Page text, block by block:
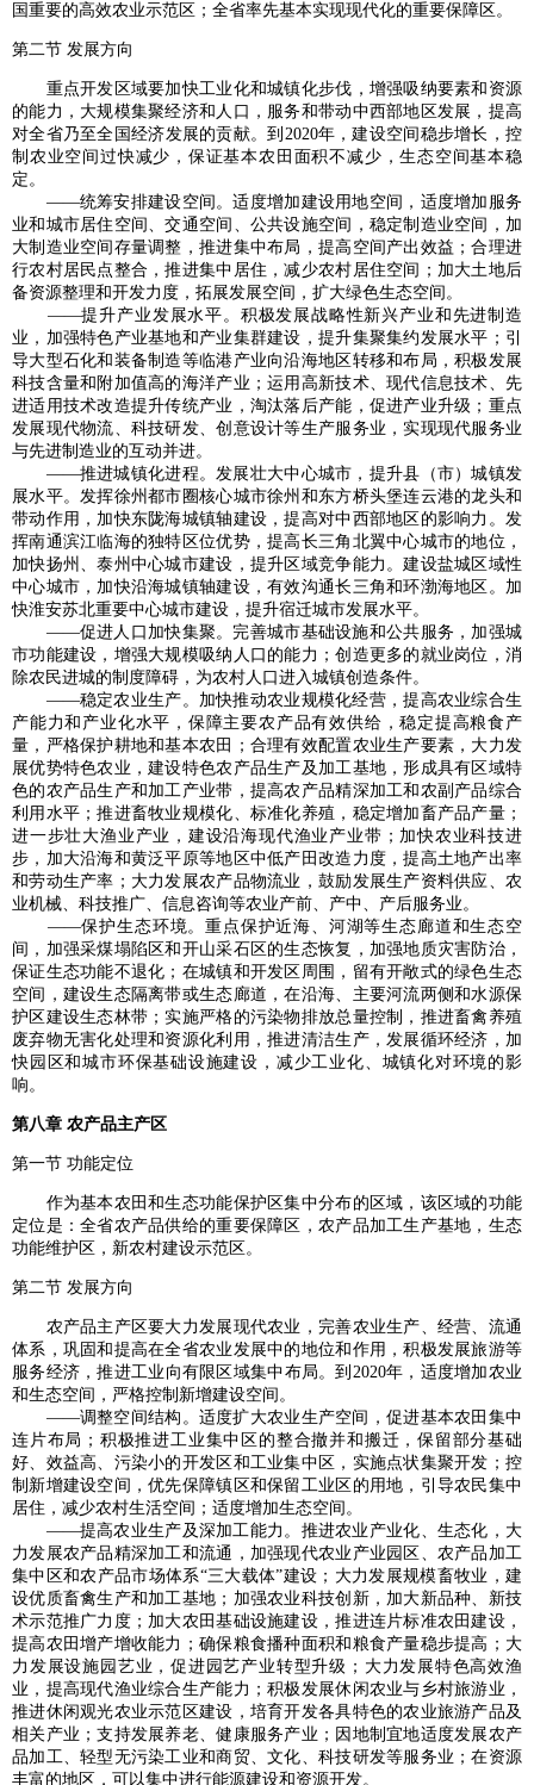
国重要的高效农业示范区；全省率先基本实现现代化的重要保障区。
第二节 发展方向
重点开发区域要加快工业化和城镇化步伐，增强吸纳要素和资源
的能力，大规模集聚经济和人口，服务和带动中西部地区发展，提高
对全省乃至全国经济发展的贡献。到2020年，建设空间稳步增长，控
制农业空间过快减少，保证基本农田面积不减少，生态空间基本稳
定。
——统筹安排建设空间。适度增加建设用地空间，适度增加服务
业和城市居住空间、交通空间、公共设施空间，稳定制造业空间，加
大制造业空间存量调整，推进集中布局，提高空间产出效益；合理进
行农村居民点整合，推进集中居住，减少农村居住空间；加大土地后
备资源整理和开发力度，拓展发展空间，扩大绿色生态空间。
——提升产业发展水平。积极发展战略性新兴产业和先进制造
业，加强特色产业基地和产业集群建设，提升集聚集约发展水平；引
导大型石化和装备制造等临港产业向沿海地区转移和布局，积极发展
科技含量和附加值高的海洋产业；运用高新技术、现代信息技术、先
进适用技术改造提升传统产业，淘汰落后产能，促进产业升级；重点
发展现代物流、科技研发、创意设计等生产服务业，实现现代服务业
与先进制造业的互动并进。
——推进城镇化进程。发展壮大中心城市，提升县（市）城镇发
展水平。发挥徐州都市圈核心城市徐州和东方桥头堡连云港的龙头和
带动作用，加快东陇海城镇轴建设，提高对中西部地区的影响力。发
挥南通滨江临海的独特区位优势，提高长三角北翼中心城市的地位，
加快扬州、泰州中心城市建设，提升区域竞争能力。建设盐城区域性
中心城市，加快沿海城镇轴建设，有效沟通长三角和环渤海地区。加
快淮安苏北重要中心城市建设，提升宿迁城市发展水平。
——促进人口加快集聚。完善城市基础设施和公共服务，加强城
市功能建设，增强大规模吸纳人口的能力；创造更多的就业岗位，消
除农民进城的制度障碍，为农村人口进入城镇创造条件。
——稳定农业生产。加快推动农业规模化经营，提高农业综合生
产能力和产业化水平，保障主要农产品有效供给，稳定提高粮食产
量，严格保护耕地和基本农田；合理有效配置农业生产要素，大力发
展优势特色农业，建设特色农产品生产及加工基地，形成具有区域特
色的农产品生产和加工产业带，提高农产品精深加工和农副产品综合
利用水平；推进畜牧业规模化、标准化养殖，稳定增加畜产品产量；
进一步壮大渔业产业，建设沿海现代渔业产业带；加快农业科技进
步，加大沿海和黄泛平原等地区中低产田改造力度，提高土地产出率
和劳动生产率；大力发展农产品物流业，鼓励发展生产资料供应、农
业机械、科技推广、信息咨询等农业产前、产中、产后服务业。
——保护生态环境。重点保护近海、河湖等生态廊道和生态空
间，加强采煤塌陷区和开山采石区的生态恢复，加强地质灾害防治，
保证生态功能不退化；在城镇和开发区周围，留有开敞式的绿色生态
空间，建设生态隔离带或生态廊道，在沿海、主要河流两侧和水源保
护区建设生态林带；实施严格的污染物排放总量控制，推进畜禽养殖
废弃物无害化处理和资源化利用，推进清洁生产，发展循环经济，加
快园区和城市环保基础设施建设，减少工业化、城镇化对环境的影
响。
第八章 农产品主产区
第一节 功能定位
作为基本农田和生态功能保护区集中分布的区域，该区域的功能
定位是：全省农产品供给的重要保障区，农产品加工生产基地，生态
功能维护区，新农村建设示范区。
第二节 发展方向
农产品主产区要大力发展现代农业，完善农业生产、经营、流通
体系，巩固和提高在全省农业发展中的地位和作用，积极发展旅游等
服务经济，推进工业向有限区域集中布局。到2020年，适度增加农业
和生态空间，严格控制新增建设空间。
——调整空间结构。适度扩大农业生产空间，促进基本农田集中
连片布局；积极推进工业集中区的整合撤并和搬迁，保留部分基础
好、效益高、污染小的开发区和工业集中区，实施点状集聚开发；控
制新增建设空间，优先保障镇区和保留工业区的用地，引导农民集中
居住，减少农村生活空间；适度增加生态空间。
——提高农业生产及深加工能力。推进农业产业化、生态化，大
力发展农产品精深加工和流通，加强现代农业产业园区、农产品加工
集中区和农产品市场体系“三大载体”建设；大力发展规模畜牧业，建
设优质畜禽生产和加工基地；加强农业科技创新，加大新品种、新技
术示范推广力度；加大农田基础设施建设，推进连片标准农田建设，
提高农田增产增收能力；确保粮食播种面积和粮食产量稳步提高；大
力发展设施园艺业，促进园艺产业转型升级；大力发展特色高效渔
业，提高现代渔业综合生产能力；积极发展休闲农业与乡村旅游业，
推进休闲观光农业示范区建设，培育开发各具特色的农业旅游产品及
相关产业；支持发展养老、健康服务产业；因地制宜地适度发展农产
品加工、轻型无污染工业和商贸、文化、科技研发等服务业；在资源
丰富的地区，可以集中进行能源建设和资源开发。